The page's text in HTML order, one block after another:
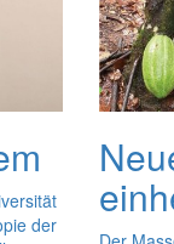
der